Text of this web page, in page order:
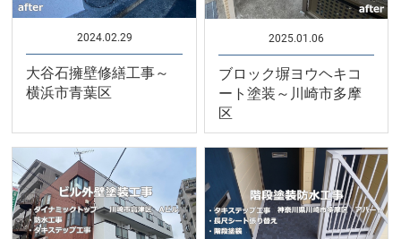
2024.02.29
大谷石擁壁修繕工事～
横浜市青葉区
2025.01.06
ブロック塀ヨウヘキコ
ート塗装～川崎市多摩
区